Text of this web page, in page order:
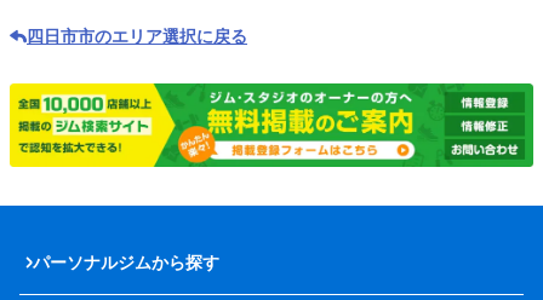
四日市市のエリア選択に戻る
パーソナルジムから探す